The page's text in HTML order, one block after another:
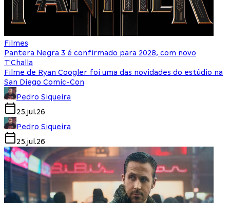
Filmes
Pantera Negra 3 é confirmado para 2028, com novo
T'Challa
Filme de Ryan Coogler foi uma das novidades do estúdio na
San Diego Comic-Con
Pedro Siqueira
25.jul.26
Pedro Siqueira
25.jul.26